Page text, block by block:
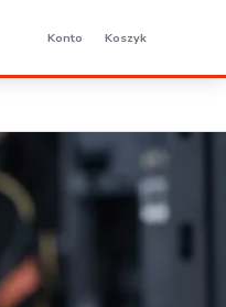
Konto Koszyk